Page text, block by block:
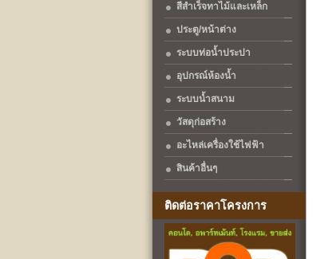
สีสำเร็จทาไม้และเหล็ก
ประตู/หน้าต่าง
ระบบท่อน้ำประปา
อุปกรณ์ห้องน้ำ
ระบบน้ำสนาม
วัสดุก่อสร้าง
อะไหล่เครื่องใช้ไฟฟ้า
สินค้าอื่นๆ
ติดต่อราคาโครงการ